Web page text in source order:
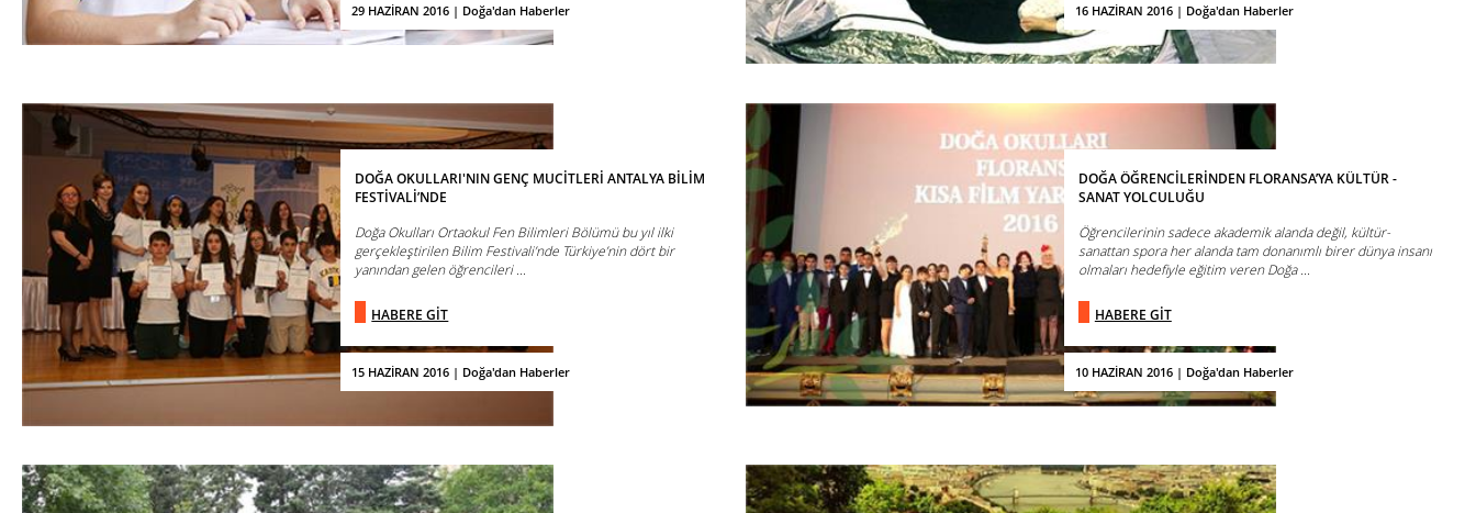
29 HAZİRAN 2016 | Doğa'dan Haberler 16 HAZİRAN 2016 | Doğa'dan Haberler
15 HAZİRAN 2016 | Doğa'dan Haberler
DOĞA OKULLARI'NIN GENÇ MUCİTLERİ ANTALYA BİLİM
FESTİVALİ’NDE
Doğa Okulları Ortaokul Fen Bilimleri Bölümü bu yıl ilki
gerçekleştirilen Bilim Festivali’nde Türkiye’nin dört bir
yanından gelen öğrencileri ...
HABERE GİT
10 HAZİRAN 2016 | Doğa'dan Haberler
DOĞA ÖĞRENCİLERİNDEN FLORANSA’YA KÜLTÜR -
SANAT YOLCULUĞU
Öğrencilerinin sadece akademik alanda değil, kültür-
sanattan spora her alanda tam donanımlı birer dünya insanı
olmaları hedefiyle eğitim veren Doğa ...
HABERE GİT